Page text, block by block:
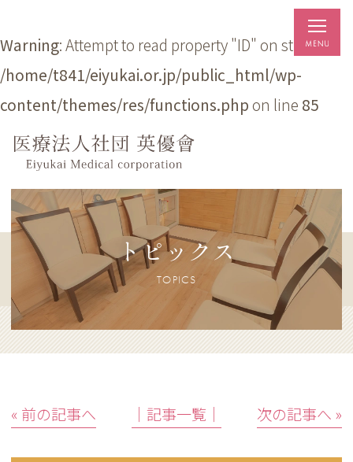
Warning: Attempt to read property "ID" on string in
/home/t841/eiyukai.or.jp/public_html/wp-
content/themes/res/functions.phpon line 85
トピックス
TOPICS
« 前の記事へ │記事一覧│ 次の記事へ »